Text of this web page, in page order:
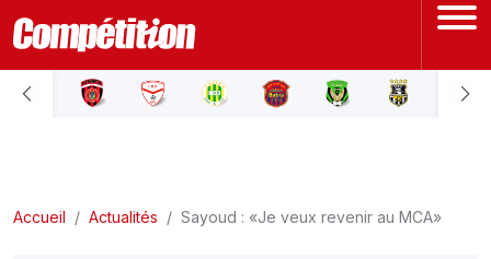
ACCUEIL
LIGUE 2
Accueil Actualités Sayoud : «Je veux revenir au MCA»